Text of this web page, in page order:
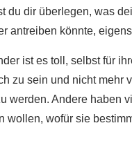
du dir überlegen, was
antreiben könnte,
ist es toll, selbst für
zu sein und nicht mehr
werden. Andere haben
wollen, wofür sie